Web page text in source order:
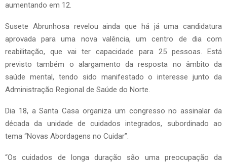
aumentando em 12.
Susete Abrunhosa revelou ainda que há já uma candidatura
aprovada para uma nova valência, um centro de dia com
reabilitação, que vai ter capacidade para 25 pessoas. Está
previsto também o alargamento da resposta no âmbito da
saúde mental, tendo sido manifestado o interesse junto da
Administração Regional de Saúde do Norte.
Dia 18, a Santa Casa organiza um congresso no assinalar da
década da unidade de cuidados integrados, subordinado ao
tema “Novas Abordagens no Cuidar”.
“Os cuidados de longa duração são uma preocupação da